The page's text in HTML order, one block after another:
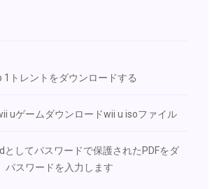
1トレントをダウンロードする
uゲームダウンロードwii u isoファイル
としてパスワードで保護されたPDFをダ
パスワードを入力します